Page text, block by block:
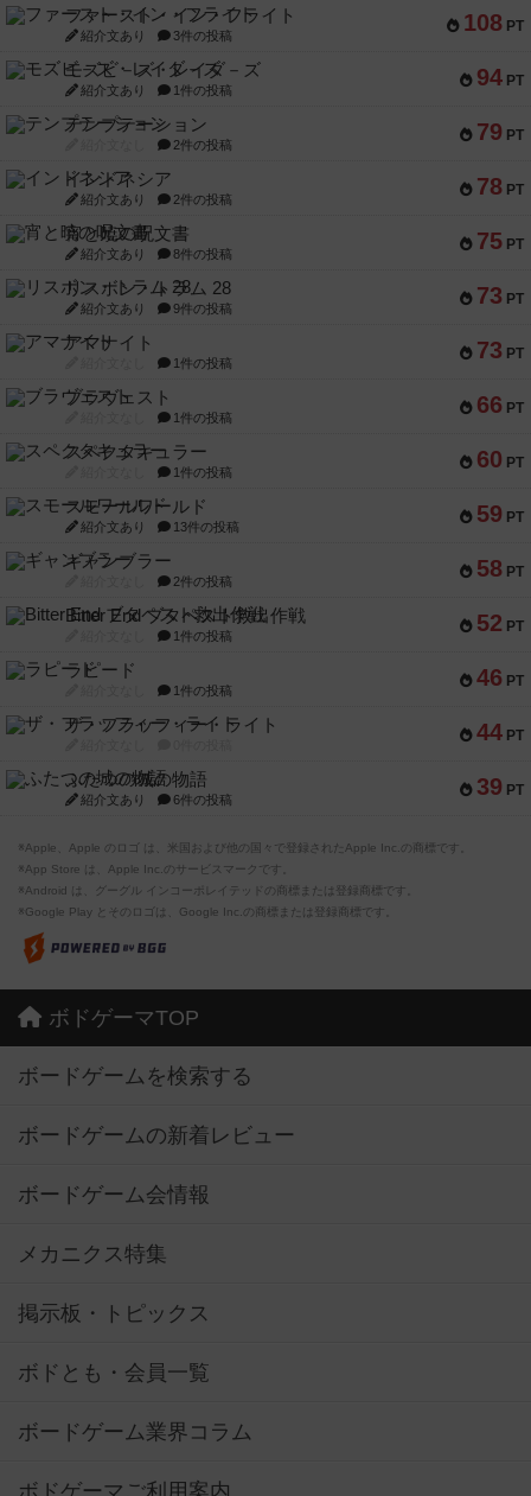
108 PT
ファースト・イン・フライト
紹介文あり 3件の投稿
94 PT
モズビ－ズ・レイダ－ズ
紹介文あり 1件の投稿
79 PT
テンプテーション
2件の投稿
78 PT
インドネシア
紹介文あり 2件の投稿
75 PT
宵と暁の呪文書
紹介文あり 8件の投稿
73 PT
リスボン・トラム 28
紹介文あり 9件の投稿
73 PT
アマナイト
1件の投稿
66 PT
ブラヴェスト
1件の投稿
60 PT
スペクタキュラー
1件の投稿
59 PT
スモールワールド
紹介文あり 13件の投稿
58 PT
ギャンブラー
2件の投稿
52 PT
Bitter End ブタペスト救出作戦
1件の投稿
46 PT
ラピード
1件の投稿
44 PT
ザ・フラッフィー・ライト
39 PT
ふたつの城の物語
紹介文あり 6件の投稿
※Apple、Apple のロゴ は、米国および他の国々で登録されたApple Inc.の商標です。
※App Store は、Apple Inc.のサービスマークです。
※Android は、グーグル インコーポレイテッドの商標または登録商標です。
※Google Play とそのロゴは、Google Inc.の商標または登録商標です。
ボドゲーマTOP
ボードゲームを検索する
ボードゲームの新着レビュー
ボードゲーム会情報
メカニクス特集
掲示板・トピックス
ボドとも・会員一覧
ボードゲーム業界コラム